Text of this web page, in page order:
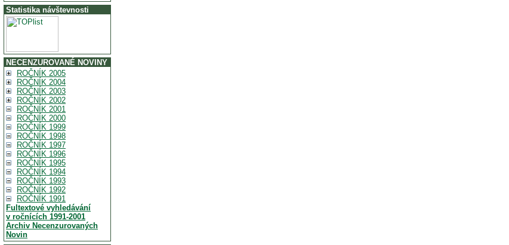
Statistika návštevnosti
NECENZUROVANÉ NOVINY
ROČNÍK 2005
ROČNÍK 2004
ROČNÍK 2003
ROČNÍK 2002
ROČNÍK 2001
ROČNÍK 2000
ROČNÍK 1999
ROČNÍK 1998
ROČNÍK 1997
ROČNÍK 1996
ROČNÍK 1995
ROČNÍK 1994
ROČNÍK 1993
ROČNÍK 1992
ROČNÍK 1991
Fultextové vyhledávání
v ročnících 1991-2001
Archiv Necenzurovaných
Novin